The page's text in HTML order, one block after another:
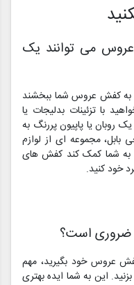
می توانند یک
کفش عروس شما ببخشند
با تزئینات بدلیجات یا
روبان یا پاپیون پررنگ به
مجموعه ای از لوازم
به شما کمک کند کفش های
خود کنید.
ضروری است؟
عروس خود بگیرید، مهم
این به شما ایده بهتری